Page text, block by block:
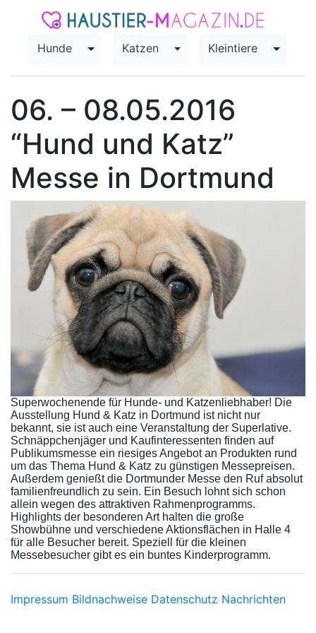
Hunde Toggle Dropdown
Katzen Toggle Dropdown
Kleintiere Toggle
06. – 08.05.2016
“Hund und Katz”
Messe in Dortmund
Superwochenende für Hunde- und Katzenliebhaber! Die
Ausstellung Hund & Katz in Dortmund ist nicht nur
bekannt, sie ist auch eine Veranstaltung der Superlative.
Schnäppchenjäger und Kaufinteressenten finden auf
Publikumsmesse ein riesiges Angebot an Produkten rund
um das Thema Hund & Katz zu günstigen Messepreisen.
Außerdem genießt die Dortmunder Messe den Ruf absolut
familienfreundlich zu sein. Ein Besuch lohnt sich schon
allein wegen des attraktiven Rahmenprogramms.
Highlights der besonderen Art halten die große
Showbühne und verschiedene Aktionsflächen in Halle 4
für alle Besucher bereit. Speziell für die kleinen
Messebesucher gibt es ein buntes Kinderprogramm.
Impressum Bildnachweise Datenschutz Nachrichten